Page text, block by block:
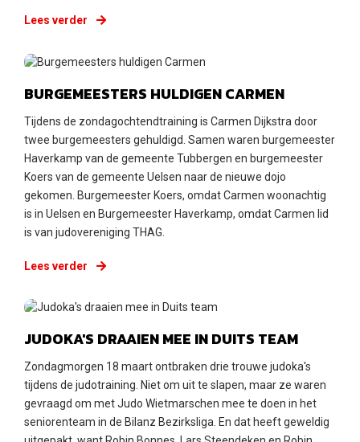
Lees verder
Zondag 18 maart 2018
BURGEMEESTERS HULDIGEN CARMEN
Tijdens de zondagochtendtraining is Carmen Dijkstra door
twee burgemeesters gehuldigd. Samen waren burgemeester
Haverkamp van de gemeente Tubbergen en burgemeester
Koers van de gemeente Uelsen naar de nieuwe dojo
gekomen. Burgemeester Koers, omdat Carmen woonachtig
is in Uelsen en Burgemeester Haverkamp, omdat Carmen lid
is van judovereniging THAG.
Lees verder
Zondag 18 maart 2018
JUDOKA'S DRAAIEN MEE IN DUITS TEAM
Zondagmorgen 18 maart ontbraken drie trouwe judoka's
tijdens de judotraining. Niet om uit te slapen, maar ze waren
gevraagd om met Judo Wietmarschen mee te doen in het
seniorenteam in de Bilanz Bezirksliga. En dat heeft geweldig